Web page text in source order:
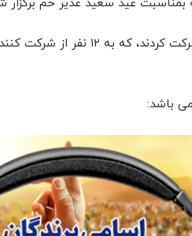
بمناسبت عید سعید غدیر خم برگزار
دراین مسابقه بیش از ۳۰۰۰ نفر
باشد: